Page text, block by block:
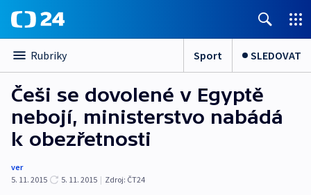
Rubriky Sport SLEDOVAT
Češi se dovolené v Egyptě
nebojí, ministerstvo nabádá
k obezřetnosti
ver
5. 11. 2015
5. 11. 2015 | Zdroj: ČT24